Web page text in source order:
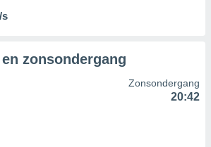
s
zonsondergang
Zonsondergang
20:42